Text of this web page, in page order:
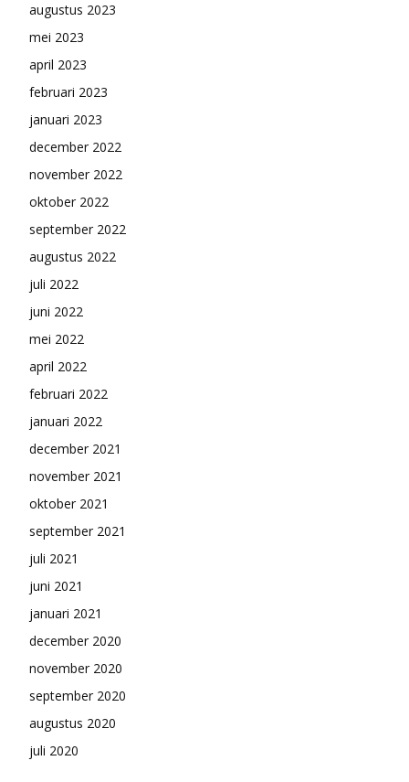
augustus 2023
mei 2023
april 2023
februari 2023
januari 2023
december 2022
november 2022
oktober 2022
september 2022
augustus 2022
juli 2022
juni 2022
mei 2022
april 2022
februari 2022
januari 2022
december 2021
november 2021
oktober 2021
september 2021
juli 2021
juni 2021
januari 2021
december 2020
november 2020
september 2020
augustus 2020
juli 2020